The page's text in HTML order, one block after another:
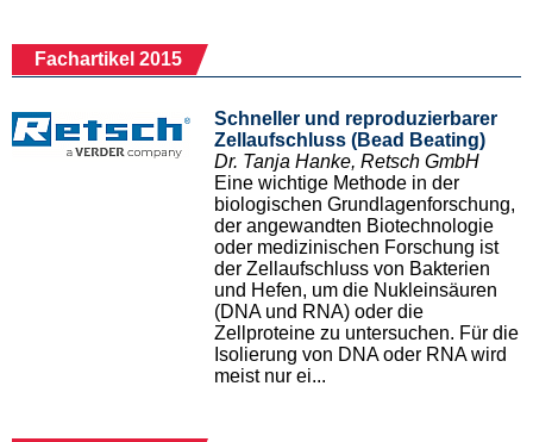
Fachartikel 2015
Schneller und reproduzierbarer
Zellaufschluss (Bead Beating)
Dr. Tanja Hanke, Retsch GmbH
Eine wichtige Methode in der
biologischen Grundlagenforschung,
der angewandten Biotechnologie
oder medizinischen Forschung ist
der Zellaufschluss von Bakterien
und Hefen, um die Nukleinsäuren
(DNA und RNA) oder die
Zellproteine zu untersuchen. Für die
Isolierung von DNA oder RNA wird
meist nur ei...